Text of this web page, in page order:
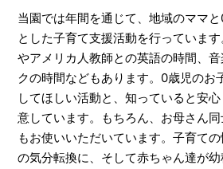
当園では年間を通じて、地域のママ
とした子育て支援活動を行っていま
やアメリカ人教師との英語の時間、
クの時間などもあります。0歳児のお
してほしい活動と、知っていると安
意しています。もちろん、お母さん
もお使いいただいています。子育て
の気分転換に、そして赤ちゃん達が